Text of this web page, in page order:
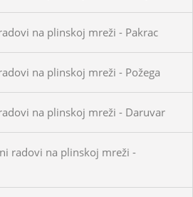
na plinskoj mreži - Pakrac
na plinskoj mreži - Požega
na plinskoj mreži - Daruvar
radovi na plinskoj mreži -